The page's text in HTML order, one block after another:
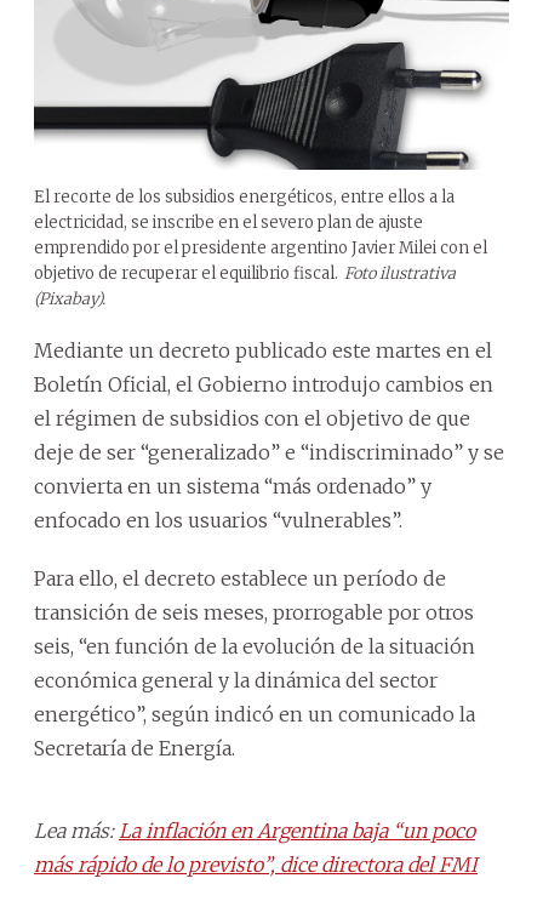
El recorte de los subsidios energéticos, entre ellos a la
electricidad, se inscribe en el severo plan de ajuste
emprendido por el presidente argentino Javier Milei con el
objetivo de recuperar el equilibrio fiscal. Foto ilustrativa
(Pixabay).
Mediante un decreto publicado este martes en el
Boletín Oficial, el Gobierno introdujo cambios en
el régimen de subsidios con el objetivo de que
deje de ser “generalizado” e “indiscriminado” y se
convierta en un sistema “más ordenado” y
enfocado en los usuarios “vulnerables”.
Para ello, el decreto establece un período de
transición de seis meses, prorrogable por otros
seis, “en función de la evolución de la situación
económica general y la dinámica del sector
energético”, según indicó en un comunicado la
Secretaría de Energía.
Lea más: La inflación en Argentina baja “un poco
más rápido de lo previsto”, dice directora del FMI